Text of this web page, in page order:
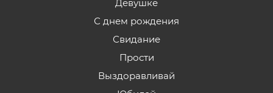
Девушке
С днем рождения
Свидание
Прости
Выздоравливай